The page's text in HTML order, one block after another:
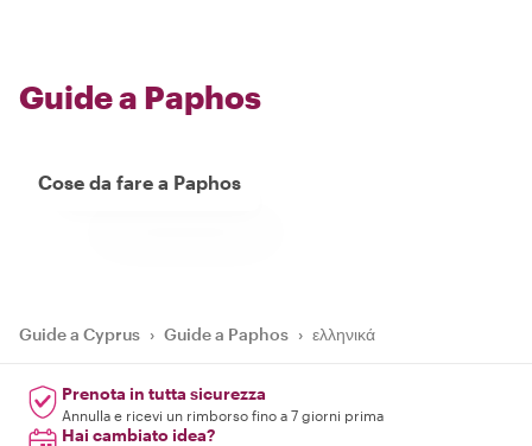
Guide a Paphos
Cose da fare a Paphos
Guide a Cyprus › Guide a Paphos › ελληνικά
Prenota in tutta sicurezza
Annulla e ricevi un rimborso fino a 7 giorni prima
Hai cambiato idea?